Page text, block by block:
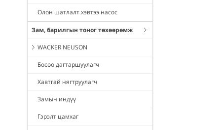
Олон шатлалт хэвтээ насос
Зам, барилгын тоног төхөөрөмж
WACKER NEUSON
Босоо дагтаршуулагч
Хавтгай нягтруулагч
Замын индүү
Гэрэлт цамхаг